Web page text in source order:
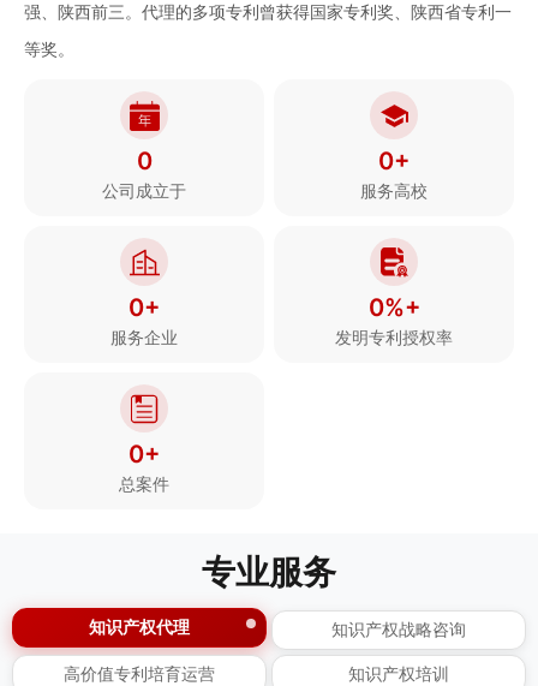
强、陕西前三。代理的多项专利曾获得国家专利奖、陕西省专利一
等奖。
0
公司成立于
0+
服务高校
0+
服务企业
0%+
发明专利授权率
0+
总案件
专业服务
知识产权代理 知识产权战略咨询
高价值专利培育运营 知识产权培训